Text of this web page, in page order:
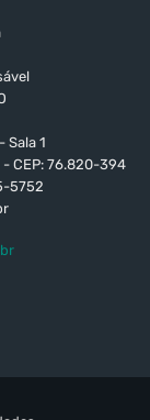
Sala 1
- CEP: 76.820-394
5752